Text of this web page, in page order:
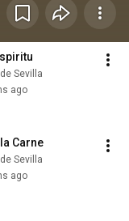
Sevilla
ago
Carne
Sevilla
ago